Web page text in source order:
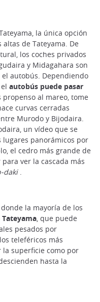
la única opción
de Tateyama. De
los coches privados
y Midagahara son
autobús. Dependiendo
autobús puede pasar
propenso al mareo, tome
curvas cerradas
Murodo y Bijodaira.
un vídeo que se
panorámicos por
el cedro más grande de
ver la cascada más
daki .
la mayoría de los
, que puede
pesados por
teleféricos más
la superficie como por
hasta la